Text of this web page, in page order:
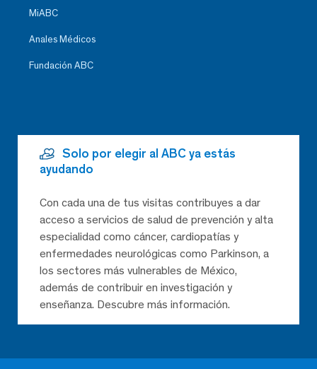
MiABC
Anales Médicos
Fundación ABC
Solo por elegir al ABC ya estás
ayudando
Con cada una de tus visitas contribuyes a dar
acceso a servicios de salud de prevención y alta
especialidad como cáncer, cardiopatías y
enfermedades neurológicas como Parkinson, a
los sectores más vulnerables de México,
además de contribuir en investigación y
enseñanza. Descubre más información.